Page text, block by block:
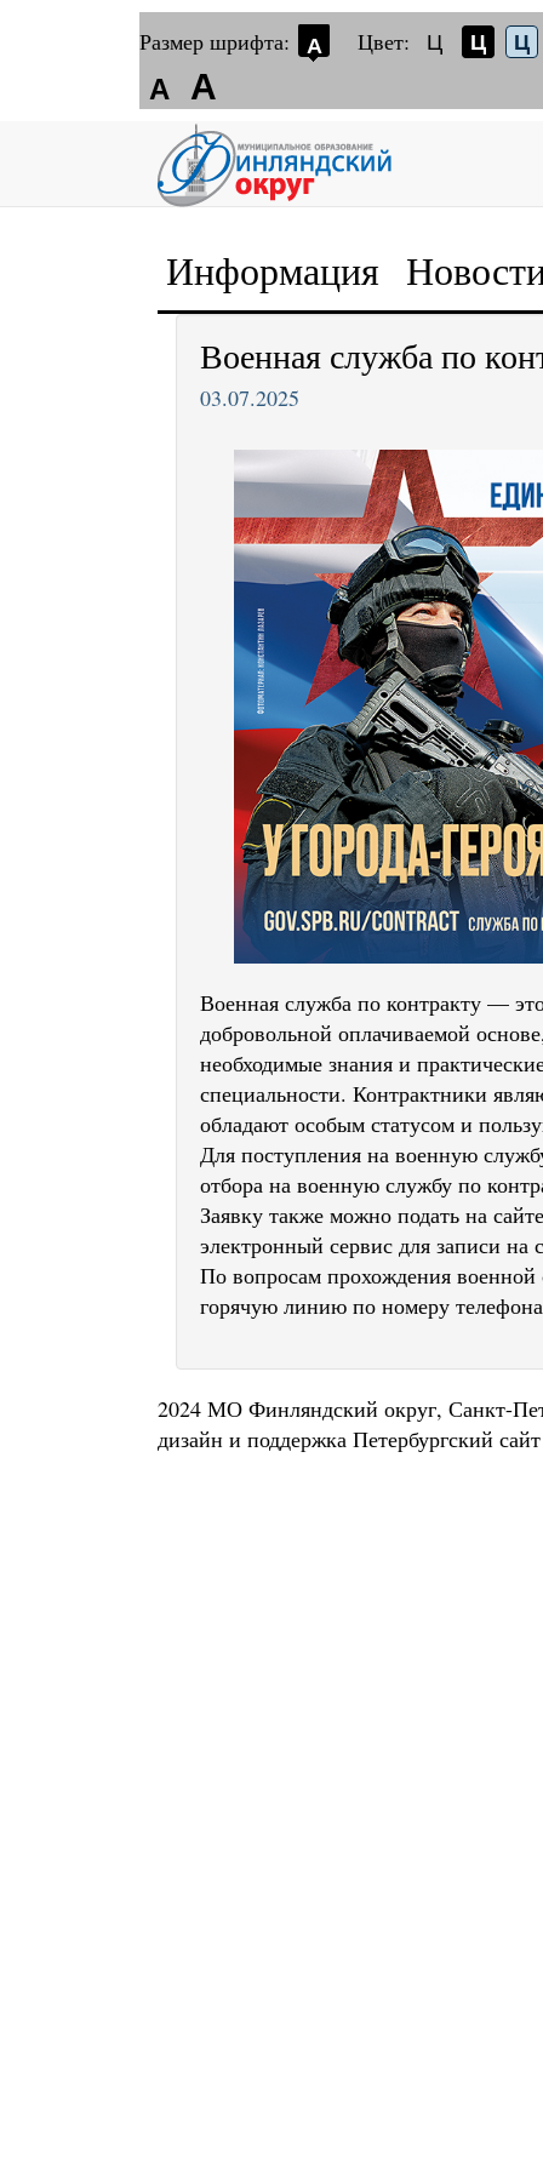
Размер шрифта: А
А А
Цвет: Ц Ц Ц
Информация
Военная служба по
03.07.2025
Военная служба по контракту —
добровольной оплачиваемой
необходимые знания и
специальности. Контрактники
обладают особым статусом и
Для поступления на военную
отбора на военную службу по
Заявку также можно подать на
электронный сервис для записи на
По вопросам прохождения
горячую линию по номеру
2024 МО Финляндский округ, Санкт-
дизайн и поддержка Петербургский сайт